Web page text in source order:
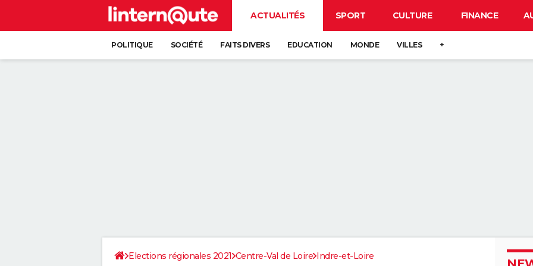
ACTUALITÉS SPORT CULTURE FINANCE
POLITIQUE SOCIÉTÉ FAITS DIVERS EDUCATION MONDE VILLES +
Elections régionales 2021 Centre-Val de Loire Indre-et-Loire